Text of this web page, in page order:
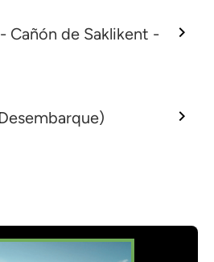
Cañón de Saklikent -